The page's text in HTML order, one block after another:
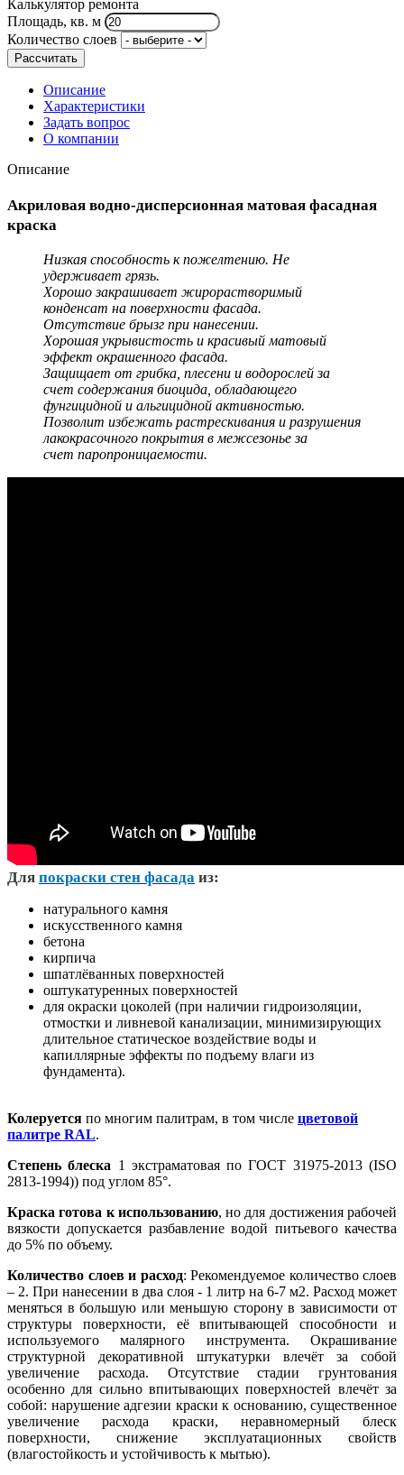
Калькулятор ремонта
Площадь, кв. м
Количество слоев
Рассчитать
Описание
Характеристики
Задать вопрос
О компании
Описание
Акриловая водно-дисперсионная матовая фасадная
краска
Низкая способность к пожелтению. Не
удерживает грязь.
Хорошо закрашивает жирорастворимый
конденсат на поверхности фасада.
Отсутствие брызг при нанесении.
Хорошая укрывистость и красивый матовый
эффект окрашенного фасада.
Защищает от грибка, плесени и водорослей за
счет содержания биоцида, обладающего
фунгицидной и альгицидной активностью.
Позволит избежать растрескивания и разрушения
лакокрасочного покрытия в межсезонье за
счет паропроницаемости.
Для покраски стен фасада из:
натурального камня
искусственного камня
бетона
кирпича
шпатлёванных поверхностей
оштукатуренных поверхностей
для окраски цоколей (при наличии гидроизоляции,
отмостки и ливневой канализации, минимизирующих
длительное статическое воздействие воды и
капиллярные эффекты по подъему влаги из
фундамента).
Колеруется по многим палитрам, в том числе цветовой
палитре RAL.
Степень блеска 1 экстраматовая по ГОСТ 31975-2013 (ISO
2813-1994)) под углом 85°.
Краска готова к использованию, но для достижения рабочей
вязкости допускается разбавление водой питьевого качества
до 5% по объему.
Количество слоев и расход: Рекомендуемое количество слоев
– 2. При нанесении в два слоя - 1 литр на 6-7 м2. Расход может
меняться в большую или меньшую сторону в зависимости от
структуры поверхности, её впитывающей способности и
используемого малярного инструмента. Окрашивание
структурной декоративной штукатурки влечёт за собой
увеличение расхода. Отсутствие стадии грунтования
особенно для сильно впитывающих поверхностей влечёт за
собой: нарушение адгезии краски к основанию, существенное
увеличение расхода краски, неравномерный блеск
поверхности, снижение эксплуатационных свойств
(влагостойкость и устойчивость к мытью).